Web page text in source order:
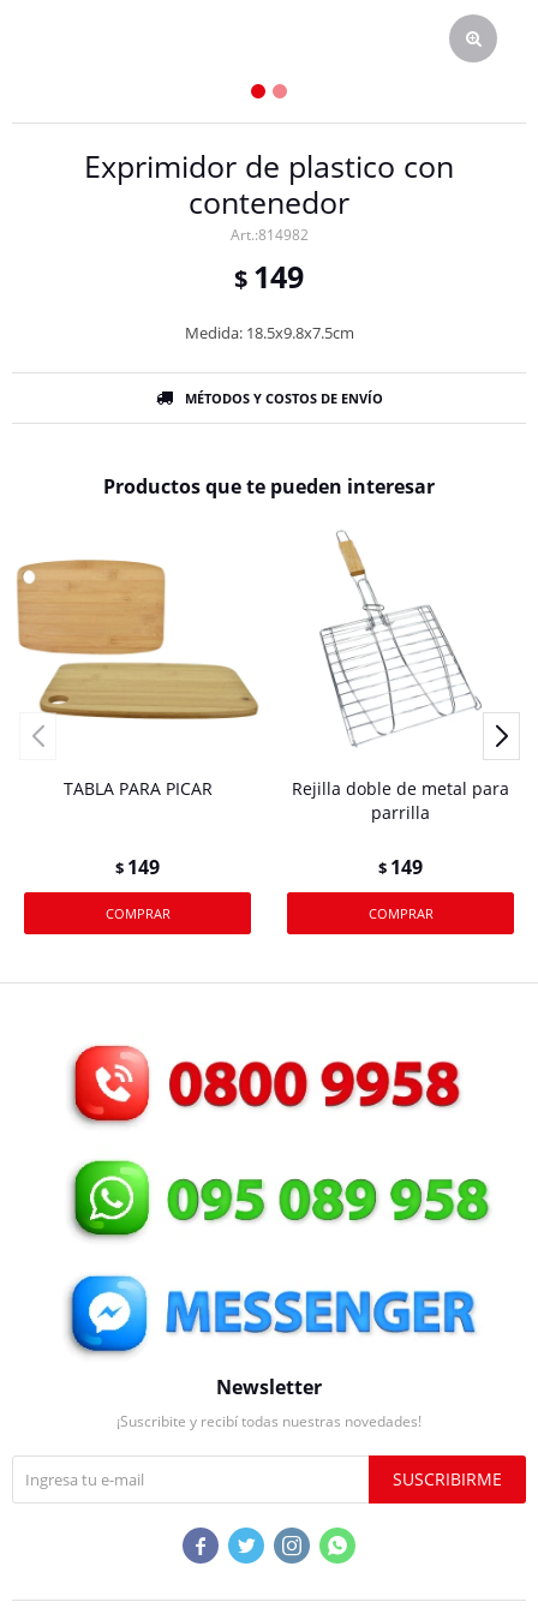
Exprimidor de plastico con
contenedor
814982
$ 149
Medida: 18.5x9.8x7.5cm
MÉTODOS Y COSTOS DE ENVÍO
Productos que te pueden interesar
TABLA PARA PICAR
$ 149
Rejilla doble de metal para
parrilla
$ 149
Newsletter
¡Suscribite y recibí todas nuestras novedades!
SUSCRIBIRME
   